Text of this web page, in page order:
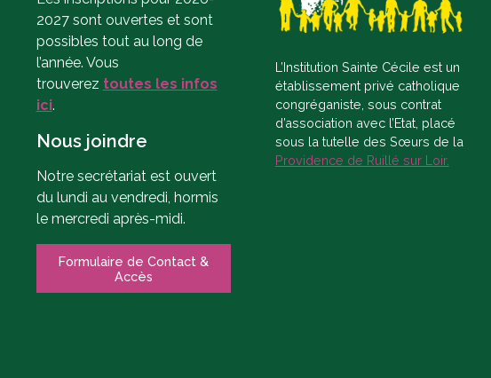
2027 sont ouvertes et sont
possibles tout au long de
l’année. Vous
trouverez toutes les infos
ici.
Nous joindre
Notre secrétariat est ouvert
du lundi au vendredi, hormis
le mercredi après-midi.
Formulaire de Contact &
Accès
L’Institution Sainte Cécile est un
établissement privé catholique
congréganiste, sous contrat
d’association avec l’Etat, placé
sous la tutelle des Sœurs de la
Providence de Ruillé sur Loir.